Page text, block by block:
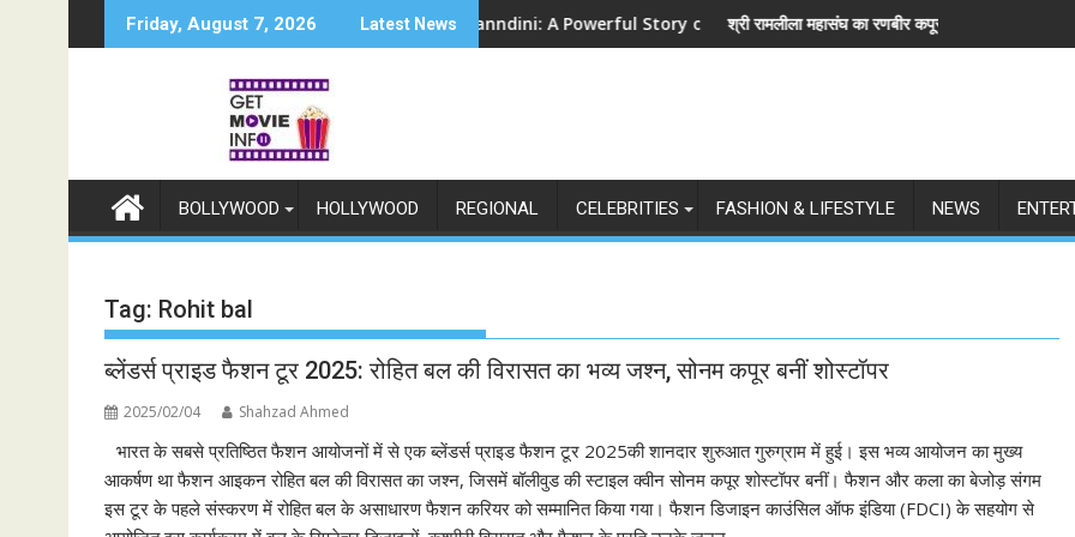
to
Friday, August 7, 2026 Latest News
के टॉप 1%', 5 सितंबर से स्टार प्लस और जियोहॉटस्टार पर होगा प्रीमियर
Sun Neo Announces Raajnanndini: A Powerful Story of Revenge and Loveश्री रामलीला महासंघ का रणबीर कपूर की मेगा बजट फिल्म रामायण के मेकर्स को
BOLLYWOOD HOLLYWOOD REGIONAL CELEBRITIES FASHION & LIFESTYLE NEWS
Tag: Rohit bal
ब्लेंडर्स प्राइड फैशन टूर 2025: रोहित बल की विरासत का भव्य जश्न, सोनम कपूर बनीं शोस्टॉपर
2025/02/04 Shahzad Ahmed
भारत के सबसे प्रतिष्ठित फैशन आयोजनों में से एक ब्लेंडर्स प्राइड फैशन टूर 2025की शानदार शुरुआत गुरुग्राम में हुई। इस भव्य आयोजन का मुख्य
आकर्षण था फैशन आइकन रोहित बल की विरासत का जश्न, जिसमें बॉलीवुड की स्टाइल क्वीन सोनम कपूर शोस्टॉपर बनीं। फैशन और कला का बेजोड़ संगम
इस टूर के पहले संस्करण में रोहित बल के असाधारण फैशन करियर को सम्मानित किया गया। फैशन डिजाइन काउंसिल ऑफ इंडिया (FDCI) के सहयोग से